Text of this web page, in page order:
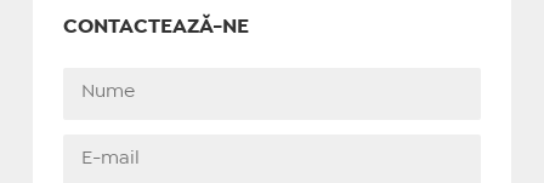
CONTACTEAZĂ-NE